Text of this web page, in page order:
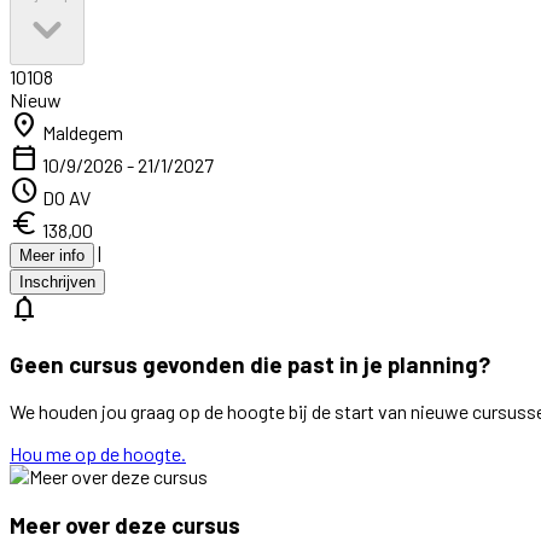
10108
Nieuw
location_on Maldegem
calendar_today 10/9/2026 - 21/1/2027
schedule DO AV
euro 138,00
Meer info |
Inschrijven
notifications
Geen cursus gevonden die past in je planning?
We houden jou graag op de hoogte bij de start van nieuwe
Hou me op de hoogte.
Meer over deze cursus